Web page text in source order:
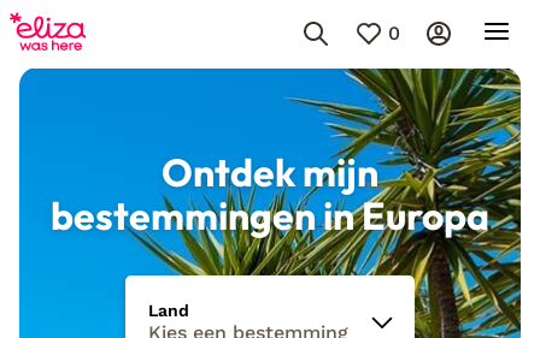
0
Ontdek mijn
bestemmingen in Europa
Land
Kies een bestemming